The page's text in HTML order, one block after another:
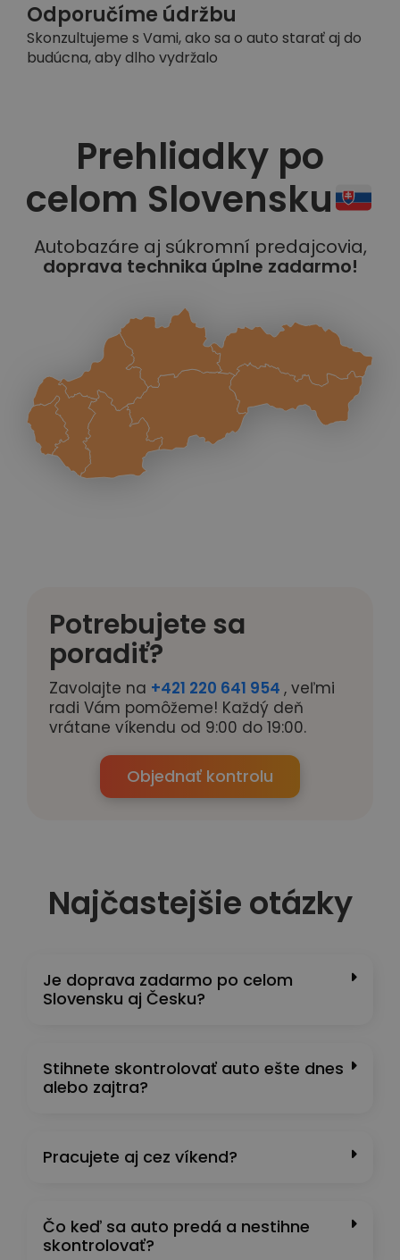
Odporučíme údržbu
Skonzultujeme s Vami, ako sa o auto starať aj do
budúcna, aby dlho vydržalo
Prehliadky po
celom Slovensku
Autobazáre aj súkromní predajcovia,
doprava technika úplne zadarmo!
Potrebujete sa
poradiť?
Zavolajte na +421 220 641 954 , veľmi
radi Vám pomôžeme! Každý deň
vrátane víkendu od 9:00 do 19:00.
Objednať kontrolu
Najčastejšie otázky
Je doprava zadarmo po celom
Slovensku aj Česku?
Stihnete skontrolovať auto ešte dnes
alebo zajtra?
Pracujete aj cez víkend?
Čo keď sa auto predá a nestihne
skontrolovať?